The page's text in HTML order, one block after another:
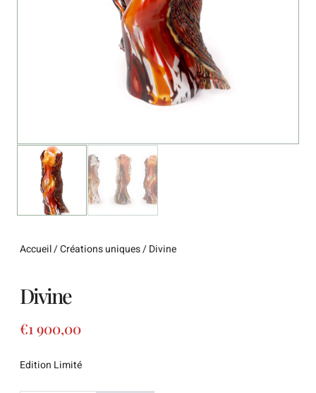
Accueil/Créations uniques/ Divine
Divine
€1 900,00
Edition Limité